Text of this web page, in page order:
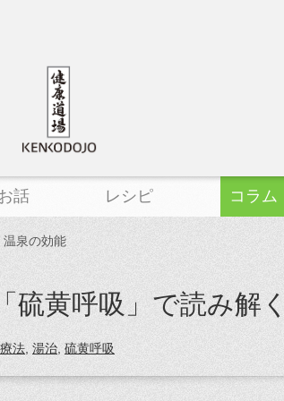
話 レシピ コラム
泉の効能
硫黄呼吸」で読み解
法 湯治 硫黄呼吸